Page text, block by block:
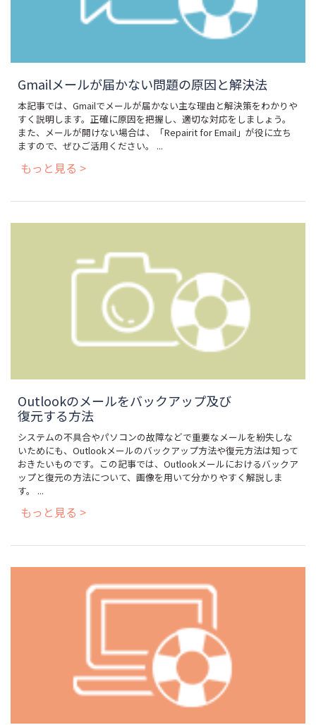
Gmailメールが届かない問題の原因と解決法
本記事では、Gmailでメールが届かない主な理由と解決策をわかりや
すく説明します。正確に原因を把握し、適切な対応をしましょう。
また、メールが開けない場合は、「Repairit for Email」が役に立ち
ますので、ぜひご活用ください。 ...
もっと見る >
Outlookのメールをバックアップ及び
復元する方法
システムの不具合やパソコンの故障などで重要なメールを紛失しな
いためにも、Outlookメールのバックアップ方法や復元方法は知って
おきたいものです。この記事では、Outlookメールにおけるバックア
ップと復元の方法について、画像を用いて分かりやすく解説しま
す。 ...
もっと見る >